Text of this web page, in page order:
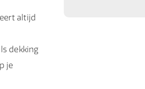
altijd
dekking
je